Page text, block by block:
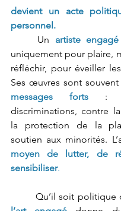
devient un acte
personnel.
	Un
artiste engagé
uniquement pour plaire,
réfléchir, pour éveiller
Ses œuvres sont souvent
messages forts :
discriminations, contre
la protection de la
moyen de lutter, de
sensibiliser.